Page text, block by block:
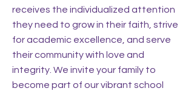
receives the individualized attention
they need to grow in their faith, strive
for academic excellence, and serve
their community with love and
integrity. We invite your family to
become part of our vibrant school